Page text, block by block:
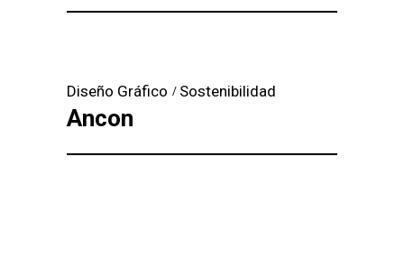
Diseño Gráfico Sostenibilidad
Ancon